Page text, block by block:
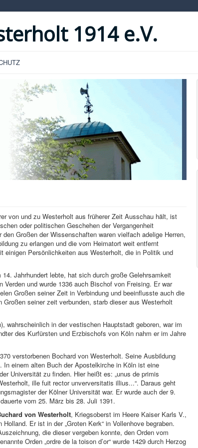
1914 e.V.
von und zu Westerholt aus früherer Zeit Ausschau hält, ist
oder politischen Geschehen der Vergangenheit
Großen der Wissenschaften waren vielfach adelige Herren,
zu erlangen und die vom Heimatort weit entfernt
einigen Persönlichkeiten aus Westerholt, die in Politik und
Jahrhundert lebte, hat sich durch große Gelehrsamkeit
Verden und wurde 1336 auch Bischof von Freising. Er war
Großen seiner Zeit in Verbindung und beeinflusste auch die
seiner zeit verbunden, starb dieser aus Westerholt
wahrscheinlich in der vestischen Hauptstadt geboren, war im
des Kurfürsten und Erzbischofs von Köln nahm er im Jahre
verstorbenen Bochard von Westerholt. Seine Ausbildung
einem alten Buch der Apostelkirche in Köln ist eine
Universität zu finden. Hier heißt es: „unus de primis
ille fuit rector unverversitatis illius...“. Daraus geht
der Kölner Universität war. Er wurde auch der 9.
vom 25. März bis 28. Juli 1391.
von Westerholt, Kriegsoberst im Heere Kaiser Karls V.,
Er ist in der „Groten Kerk“ in Vollenhove begraben.
die dieser vergeben konnte, den Orden vom
Orden „ordre de la toison d’or“ wurde 1429 durch Herzog